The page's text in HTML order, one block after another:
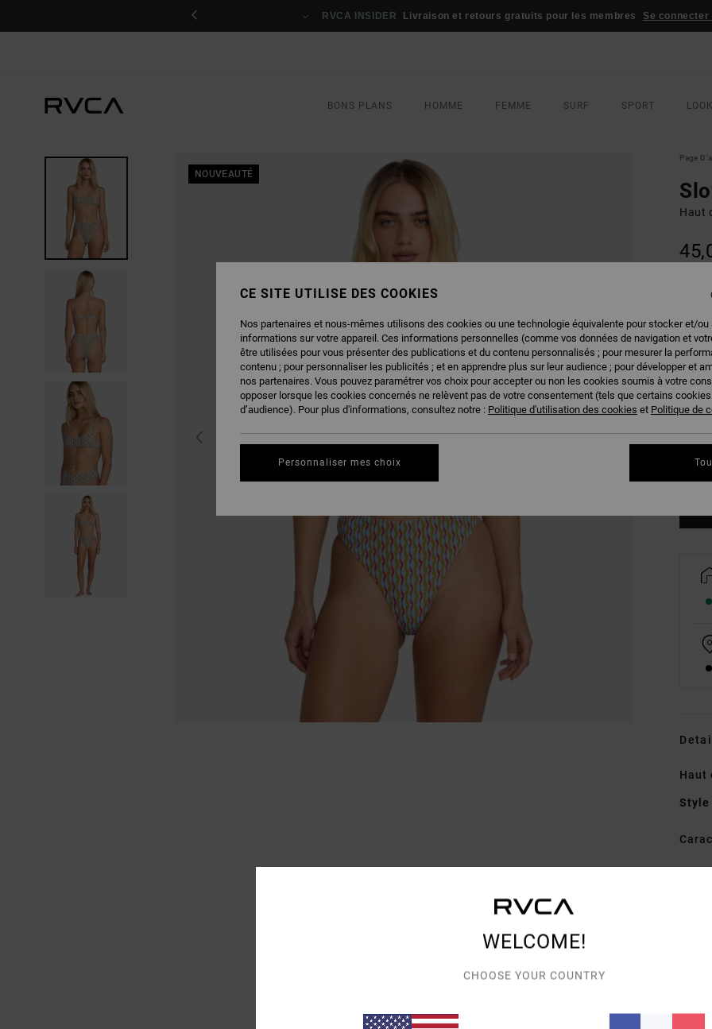
RVCA INSIDER Livraison et retours gratuits pour les membres Se
BONS PLANS HOMME FEMME SURF SPORT
NOUVEAUTÉ
Page
Haut
Haut
Style
WELCOME!
CHOOSE YOUR COUNTRY
CE SITE UTILISE DES COOKIES
Nos partenaires et nous-mêmes utilisons des cookies ou une technologie équivalente pour stocker et/ou
informations sur votre appareil. Ces informations personnelles (comme vos données de navigation et
être utilisées pour vous présenter des publications et du contenu personnalisés ; pour mesurer la
contenu ; pour personnaliser les publicités ; et en apprendre plus sur leur audience ; pour développer et
nos partenaires. Vous pouvez paramétrer vos choix pour accepter ou non les cookies soumis à votre
opposer lorsque les cookies concernés ne relèvent pas de votre consentement (tels que certains
d’audience). Pour plus d'informations, consultez notre : Politique d'utilisation des cookies et Politique de
Personnaliser mes choix